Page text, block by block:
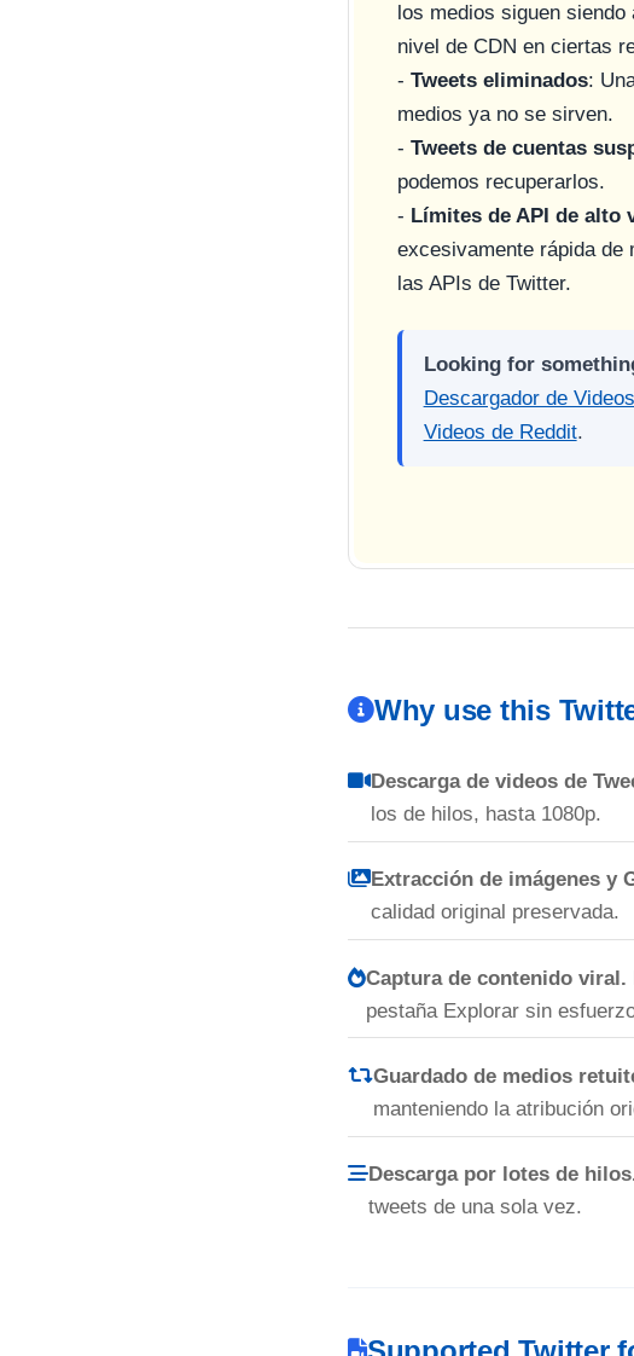
los medios siguen
nivel de CDN en ciertas
- Tweets eliminados:
medios ya no se sirven.
- Tweets de cuentas
podemos recuperarlos.
- Límites de API de alto
excesivamente rápida de
las APIs de Twitter.
Looking for
Descargador de
Videos de Reddit.
Why use this
Descarga de videos de
los de hilos, hasta 1080p.
Extracción de imágenes y
calidad original preservada.
Captura de contenido viral.
pestaña Explorar sin
Guardado de medios
manteniendo la atribución
Descarga por lotes de
tweets de una sola vez.